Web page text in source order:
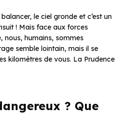
le ciel gronde et c’est un
! Mais face aux forces
nous, humains, sommes
semble lointain, mais il se
kilomètres de vous. La Prudence
? Que